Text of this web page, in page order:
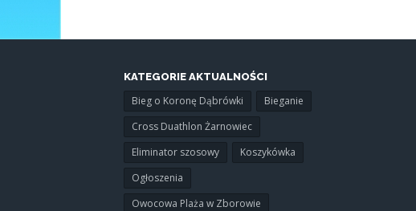
KATEGORIE AKTUALNOŚCI
Bieg o Koronę Dąbrówki
Bieganie
Cross Duathlon Żarnowiec
Eliminator szosowy
Koszykówka
Ogłoszenia
Owocowa Plaża w Zborowie